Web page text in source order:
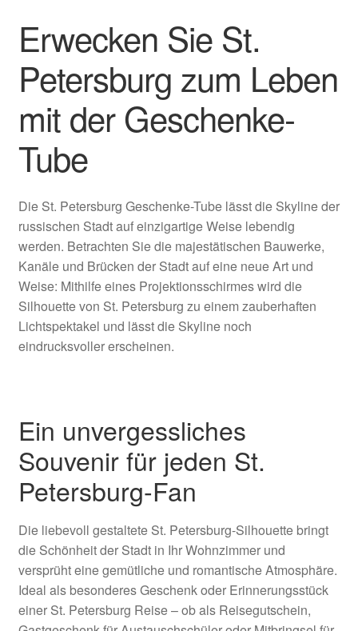
Erwecken Sie St.
Petersburg zum Leben
mit der Geschenke-
Tube
Die St. Petersburg Geschenke-Tube lässt die Skyline der
russischen Stadt auf einzigartige Weise lebendig
werden. Betrachten Sie die majestätischen Bauwerke,
Kanäle und Brücken der Stadt auf eine neue Art und
Weise: Mithilfe eines Projektionsschirmes wird die
Silhouette von St. Petersburg zu einem zauberhaften
Lichtspektakel und lässt die Skyline noch
eindrucksvoller erscheinen.
Ein unvergessliches
Souvenir für jeden St.
Petersburg-Fan
Die liebevoll gestaltete St. Petersburg-Silhouette bringt
die Schönheit der Stadt in Ihr Wohnzimmer und
versprüht eine gemütliche und romantische Atmosphäre.
Ideal als besonderes Geschenk oder Erinnerungsstück
einer St. Petersburg Reise – ob als Reisegutschein,